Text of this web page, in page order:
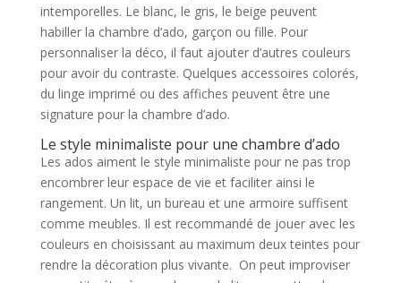
intemporelles. Le blanc, le gris, le beige peuvent
habiller la chambre d’ado, garçon ou fille. Pour
personnaliser la déco, il faut ajouter d’autres couleurs
pour avoir du contraste. Quelques accessoires colorés,
du linge imprimé ou des affiches peuvent être une
signature pour la chambre d’ado.
Le style minimaliste pour une chambre d’ado
Les ados aiment le style minimaliste pour ne pas trop
encombrer leur espace de vie et faciliter ainsi le
rangement. Un lit, un bureau et une armoire suffisent
comme meubles. Il est recommandé de jouer avec les
couleurs en choisissant au maximum deux teintes pour
rendre la décoration plus vivante. On peut improviser